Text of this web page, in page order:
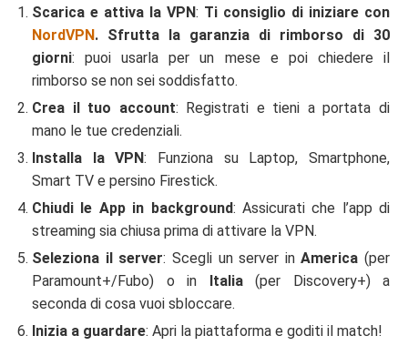
Scarica e attiva la VPN: Ti consiglio di iniziare con
NordVPN . Sfrutta la garanzia di rimborso di 30
giorni: puoi usarla per un mese e poi chiedere il
rimborso se non sei soddisfatto.
Crea il tuo account: Registrati e tieni a portata di
mano le tue credenziali.
Installa la VPN: Funziona su Laptop, Smartphone,
Smart TV e persino Firestick.
Chiudi le App in background: Assicurati che l’app di
streaming sia chiusa prima di attivare la VPN.
Seleziona il server: Scegli un server inAmerica (per
Paramount+/Fubo) o in
Italia(per Discovery+) a
seconda di cosa vuoi sbloccare.
Inizia a guardare: Apri la piattaforma e goditi il match!